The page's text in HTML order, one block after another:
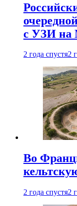
с УЗИ
2 года спустя2
Во
2 года спустя2